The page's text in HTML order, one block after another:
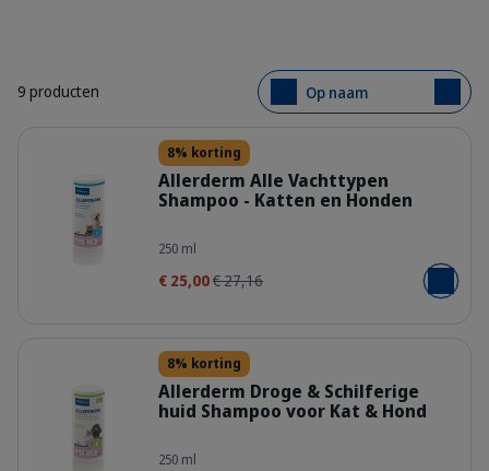
9 producten Op naam
8% korting
Allerderm Alle Vachttypen
Shampoo - Katten en Honden
250 ml
€ 25,00€ 27,16 Voeg
8% korting
Allerderm Droge & Schilferige
huid Shampoo voor Kat & Hond
250 ml